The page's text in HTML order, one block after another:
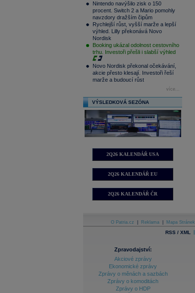
Nintendo navýšilo zisk o 150
procent. Switch 2 a Mario pomohly
navzdory dražším čipům
Rychlejší růst, vyšší marže a lepší
výhled. Lilly překonává Novo
Nordisk
Booking ukázal odolnost cestovního
trhu. Investoři přešli i slabší výhled
Novo Nordisk překonal očekávání,
akcie přesto klesají. Investoři řeší
marže a budoucí růst
více...
VÝSLEDKOVÁ SEZÓNA
2Q26 KALENDÁŘ USA
2Q26 KALENDÁŘ EU
2Q26 KALENDÁŘ ČR
O Patria.cz Reklama Mapa Stránek
RSS / XML |
Zpravodajství:
Akciové zprávy
Ekonomické zprávy
Zprávy o měnách a sazbách
Zprávy o komoditách
Zprávy o HDP